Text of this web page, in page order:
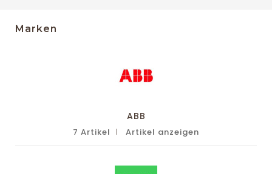
Marken
ABB
7 Artikel Artikel anzeigen